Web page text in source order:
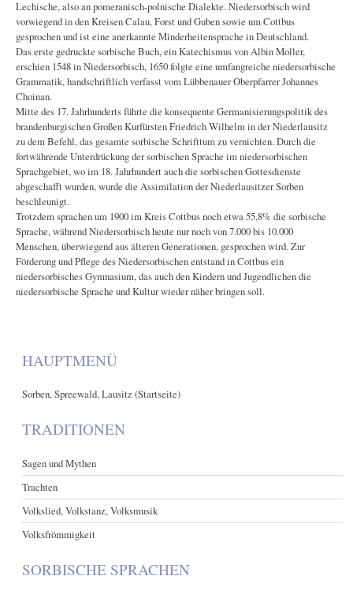
Lechische, also an pomeranisch-polnische Dialekte. Niedersorbisch wird
vorwiegend in den Kreisen Calau, Forst und Guben sowie um Cottbus
gesprochen und ist eine anerkannte Minderheitensprache in Deutschland.
Das erste gedruckte sorbische Buch, ein Katechismus von Albin Moller,
erschien 1548 in Niedersorbisch, 1650 folgte eine umfangreiche niedersorbische
Grammatik, handschriftlich verfasst vom Lübbenauer Oberpfarrer Johannes
Choinan.
Mitte des 17. Jahrhunderts führte die konsequente Germanisierungspolitik des
brandenburgischen Großen Kurfürsten Friedrich Wilhelm in der Niederlausitz
zu dem Befehl, das gesamte sorbische Schrifttum zu vernichten. Durch die
fortwährende Unterdrückung der sorbischen Sprache im niedersorbischen
Sprachgebiet, wo im 18. Jahrhundert auch die sorbischen Gottesdienste
abgeschafft wurden, wurde die Assimilation der Niederlausitzer Sorben
beschleunigt.
Trotzdem sprachen um 1900 im Kreis Cottbus noch etwa 55,8% die sorbische
Sprache, während Niedersorbisch heute nur noch von 7.000 bis 10.000
Menschen, überwiegend aus älteren Generationen, gesprochen wird. Zur
Förderung und Pflege des Niedersorbischen entstand in Cottbus ein
niedersorbisches Gymnasium, das auch den Kindern und Jugendlichen die
niedersorbische Sprache und Kultur wieder näher bringen soll.
HAUPTMENÜ
Sorben, Spreewald, Lausitz (Startseite)
TRADITIONEN
Sagen und Mythen
Trachten
Volkslied, Volkstanz, Volksmusik
Volksfrömmigkeit
SORBISCHE SPRACHEN